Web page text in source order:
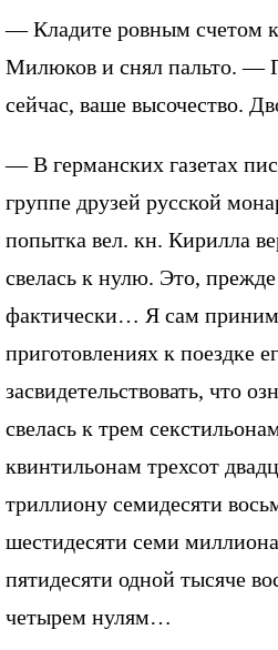
— Кладите ровным счетом
Милюков и снял пальто. —
сейчас, ваше высочество.
— В германских газетах
группе друзей русской
попытка вел. кн. Кирилла
свелась к нулю. Это, прежде
фактически… Я сам
приготовлениях к поездке
засвидетельствовать, что
свелась к трем
квинтильонам трехсот
триллиону семидесяти
шестидесяти семи
пятидесяти одной тысяче
четырем нулям…